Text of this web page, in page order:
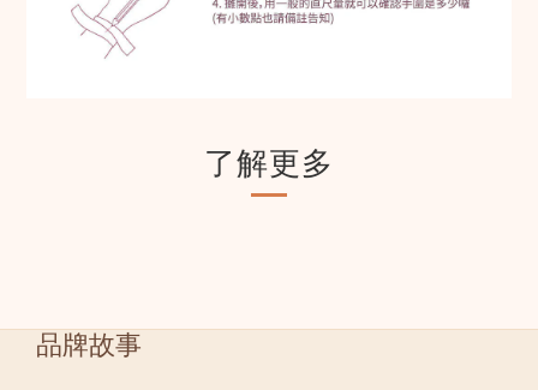
了解更多
品牌故事